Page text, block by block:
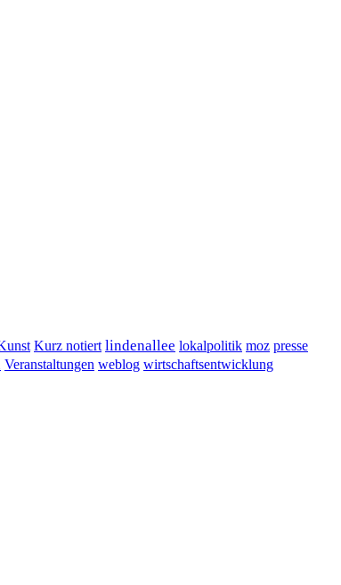
Kurz notiert lindenallee lokalpolitik moz presse
Veranstaltungen weblog wirtschaftsentwicklung